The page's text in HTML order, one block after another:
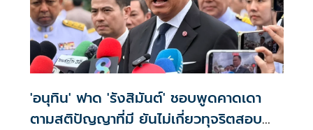
'อนุทิน' ฟาด 'รังสิมันต์' ชอบพูดคาดเดา
ตามสติปัญญาที่มี ยันไม่เกี่ยวทุจริตสอบ